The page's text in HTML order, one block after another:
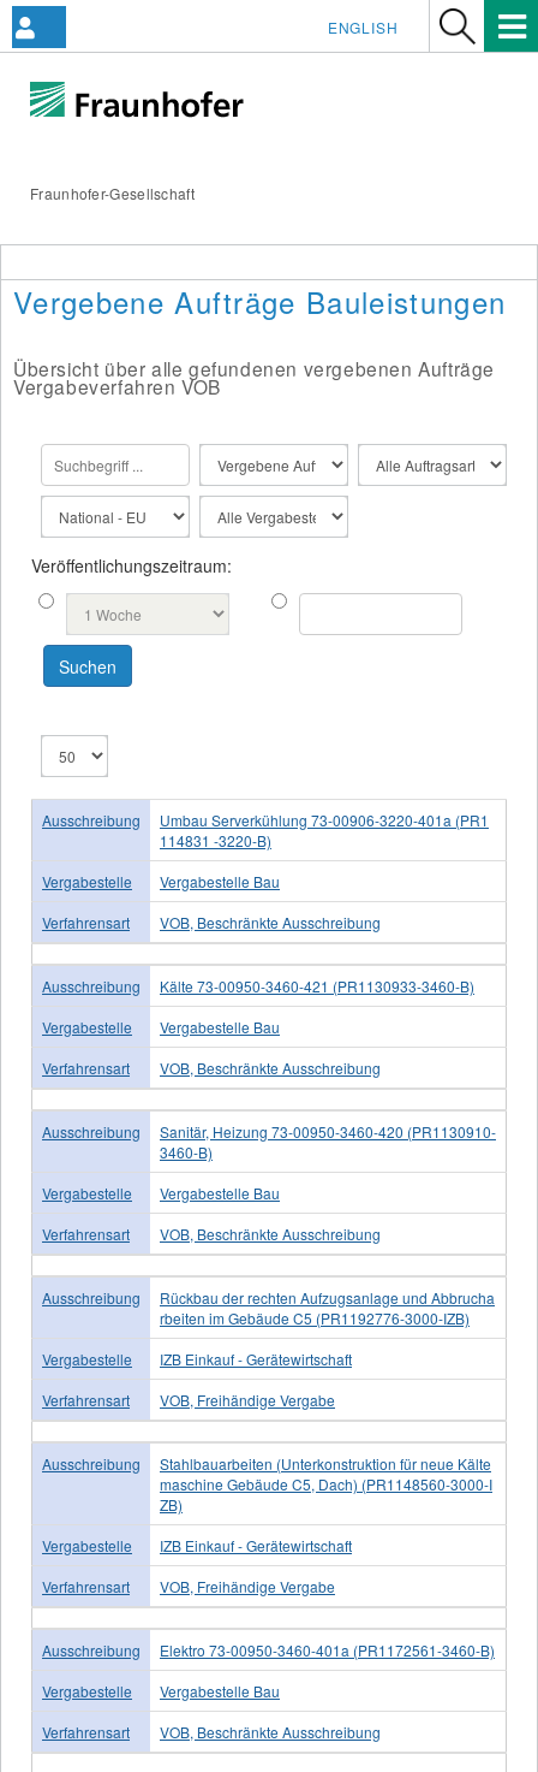
Fraunhofer-Gesellschaft
ENGLISH
Vergebene Aufträge Bauleistungen
Übersicht über alle gefundenen vergebenen Aufträge
Vergabeverfahren VOB
Veröffentlichungszeitraum:
Ausschreibung
Umbau Serverkühlung 73-00906-3220-401a (PR1
114831 -3220-B)
Vergabestelle
Vergabestelle Bau
Verfahrensart
VOB, Beschränkte Ausschreibung
Ausschreibung
Kälte 73-00950-3460-421 (PR1130933-3460-B)
Vergabestelle
Vergabestelle Bau
Verfahrensart
VOB, Beschränkte Ausschreibung
Ausschreibung
Sanitär, Heizung 73-00950-3460-420 (PR1130910-
3460-B)
Vergabestelle
Vergabestelle Bau
Verfahrensart
VOB, Beschränkte Ausschreibung
Ausschreibung
Rückbau der rechten Aufzugsanlage und Abbrucha
rbeiten im Gebäude C5 (PR1192776-3000-IZB)
Vergabestelle
IZB Einkauf - Gerätewirtschaft
Verfahrensart
VOB, Freihändige Vergabe
Ausschreibung
Stahlbauarbeiten (Unterkonstruktion für neue Kälte
maschine Gebäude C5, Dach) (PR1148560-3000-I
ZB)
Vergabestelle
IZB Einkauf - Gerätewirtschaft
Verfahrensart
VOB, Freihändige Vergabe
Ausschreibung
Elektro 73-00950-3460-401a (PR1172561-3460-B)
Vergabestelle
Vergabestelle Bau
Verfahrensart
VOB, Beschränkte Ausschreibung